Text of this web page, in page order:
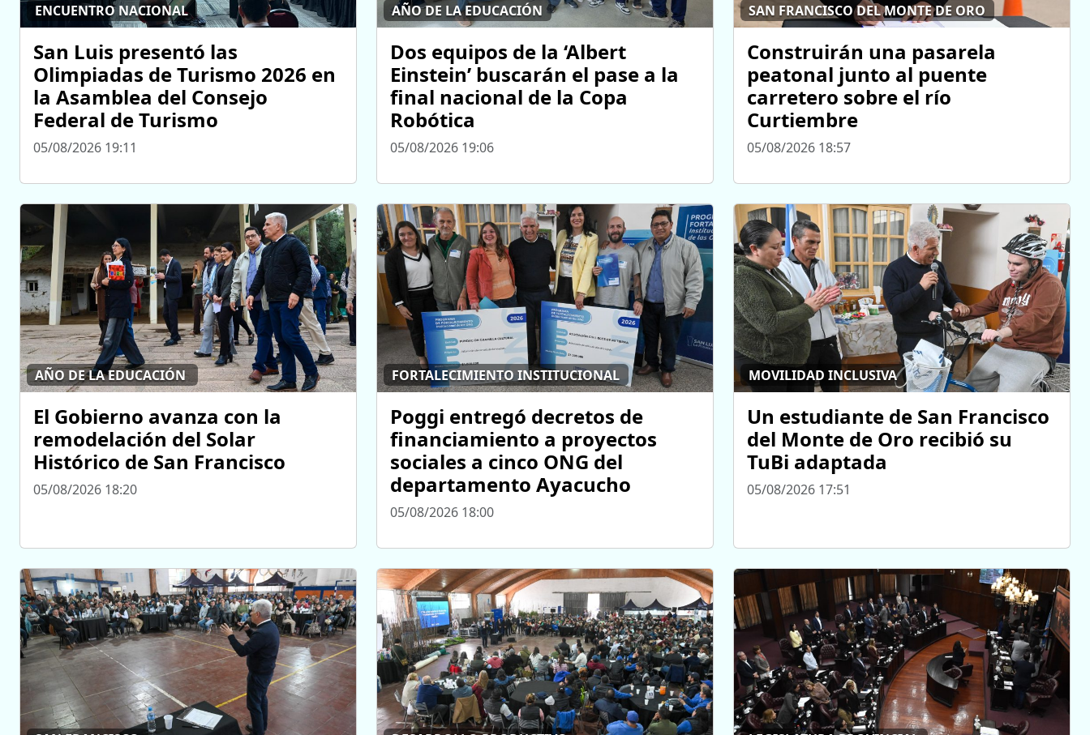
ENCUENTRO NACIONAL
San Luis presentó las
Olimpiadas de Turismo 2026 en
la Asamblea del Consejo
Federal de Turismo
05/08/2026 19:11
AÑO DE LA EDUCACIÓN
Dos equipos de la ‘Albert
Einstein’ buscarán el pase a la
final nacional de la Copa
Robótica
05/08/2026 19:06
SAN FRANCISCO DEL MONTE DE ORO
Construirán una pasarela
peatonal junto al puente
carretero sobre el río
Curtiembre
05/08/2026 18:57
AÑO DE LA EDUCACIÓN
El Gobierno avanza con la
remodelación del Solar
Histórico de San Francisco
05/08/2026 18:20
FORTALECIMIENTO INSTITUCIONAL
Poggi entregó decretos de
financiamiento a proyectos
sociales a cinco ONG del
departamento Ayacucho
05/08/2026 18:00
MOVILIDAD INCLUSIVA
Un estudiante de San Francisco
del Monte de Oro recibió su
TuBi adaptada
05/08/2026 17:51